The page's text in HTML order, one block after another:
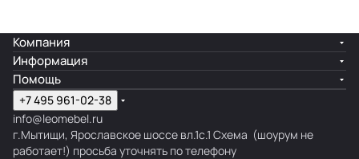
Компания
Информация
Помощь
+7 495 961-02-38
info@leomebel.ru
г.Мытищи, Ярославское шоссе вл.1с.1 Схема (шоурум не
работает!) просьба уточнять по телефону